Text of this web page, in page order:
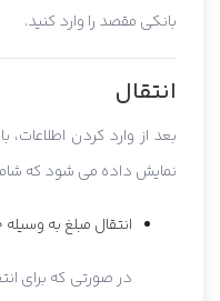
بانکی مقصد را وارد کنید.
انتقال
بعد از وارد کردن
نمایش داده می شود که شامل 2 گزینه ذیل
انتقال مبلغ به
در صورتی که برای